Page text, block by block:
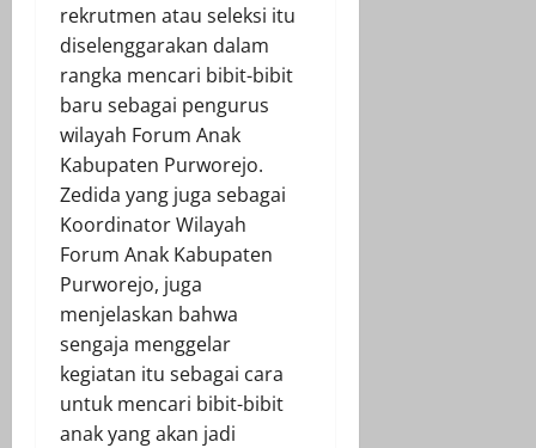
rekrutmen atau seleksi itu
diselenggarakan dalam
rangka mencari bibit-bibit
baru sebagai pengurus
wilayah Forum Anak
Kabupaten Purworejo.
Zedida yang juga sebagai
Koordinator Wilayah
Forum Anak Kabupaten
Purworejo, juga
menjelaskan bahwa
sengaja menggelar
kegiatan itu sebagai cara
untuk mencari bibit-bibit
anak yang akan jadi